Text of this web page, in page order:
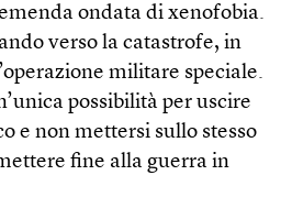
ondata di xenofobia.
verso la catastrofe, in
militare speciale.
possibilità per uscire
e non mettersi sullo stesso
fine alla guerra in